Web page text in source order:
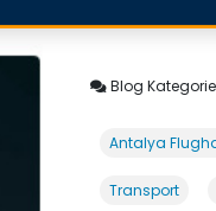
Blog
Antalya
Transport